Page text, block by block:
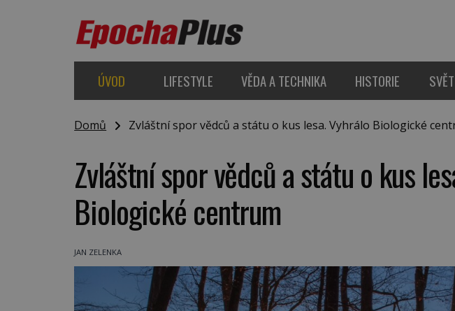
ÚVOD LIFESTYLE VĚDA A TECHNIKA HISTORIE
Domů Zvláštní spor vědců a státu o kus lesa. Vyhrálo Biologické
Zvláštní spor vědců a státu o kus
Biologické centrum
JAN ZELENKA